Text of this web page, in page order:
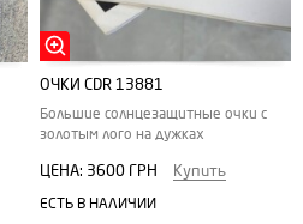
ОЧКИ CDR 13881
Большие солнцезащитные очки с
золотым лого на дужках
ЦЕНА: 3600 ГРН Купить
ЕСТЬ В НАЛИЧИИ